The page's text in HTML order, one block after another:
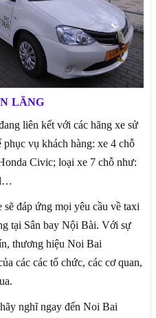
LÃNG
liên kết với các hãng xe sử
vụ khách hàng: xe 4 chỗ
Civic; loại xe 7 chỗ như:
đáp ứng mọi yêu cầu về taxi
tại Sân bay Nội Bài. Với sự
thương hiệu Noi Bai
các các tổ chức, các cơ quan,
nghĩ ngay đến Noi Bai